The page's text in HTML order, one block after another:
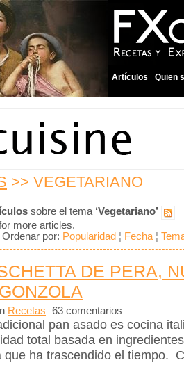
Artículos Quien
>> VEGETARIANO
sobre el tema ‘Vegetariano’
more articles.
por: Popularidad ¦ Fecha ¦
DE PERA,
Recetas 63 comentarios
pan asado es cocina
total basada en
que ha trascendido el tiempo.